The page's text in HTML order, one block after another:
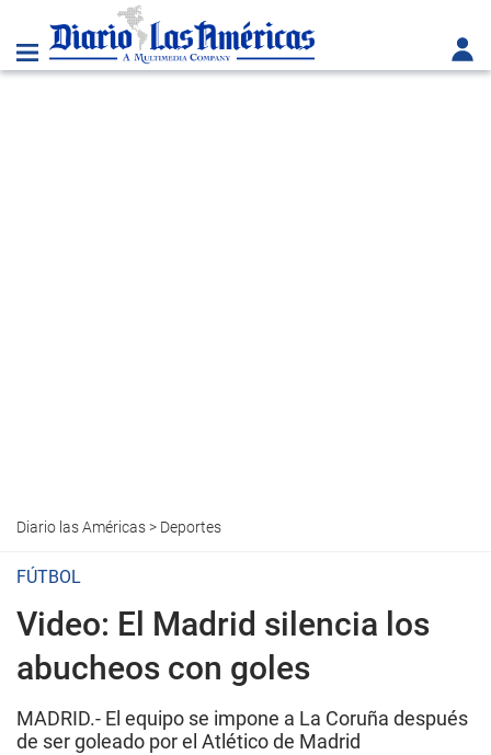
Diario las Américas> Deportes
FÚTBOL
Video: El Madrid silencia los
abucheos con goles
MADRID.- El equipo se impone a La Coruña después
de ser goleado por el Atlético de Madrid